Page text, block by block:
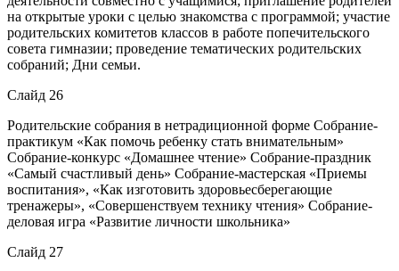
на открытые уроки с целью знакомства с программой; участие
родительских комитетов классов в работе попечительского
совета гимназии; проведение тематических родительских
собраний; Дни семьи.
Слайд 26
Родительские собрания в нетрадиционной форме Собрание-
практикум «Как помочь ребенку стать внимательным»
Собрание-конкурс «Домашнее чтение» Собрание-праздник
«Самый счастливый день» Собрание-мастерская «Приемы
воспитания», «Как изготовить здоровьесберегающие
тренажеры», «Совершенствуем технику чтения» Собрание-
деловая игра «Развитие личности школьника»
Слайд 27